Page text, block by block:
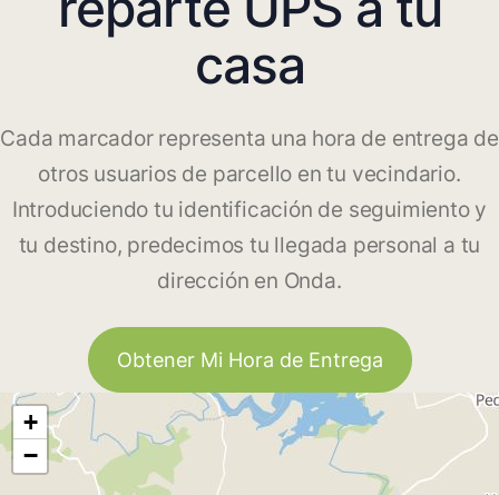
casa
Cada marcador representa una hora de entrega de
otros usuarios de parcello en tu vecindario.
Introduciendo tu identificación de seguimiento y
tu destino, predecimos tu llegada personal a tu
dirección en Onda.
Obtener Mi Hora de Entrega
+
−